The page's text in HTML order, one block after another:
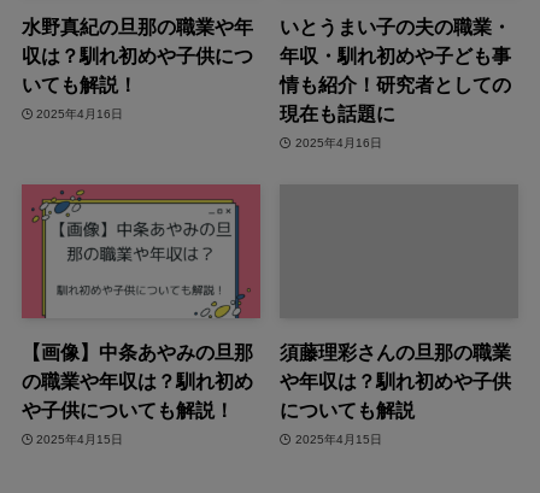
水野真紀の旦那の職業や年
収は？馴れ初めや子供につ
いても解説！
2025年4月16日
いとうまい子の夫の職業・
年収・馴れ初めや子ども事
情も紹介！研究者としての
現在も話題に
2025年4月16日
【画像】中条あやみの旦那
の職業や年収は？馴れ初め
や子供についても解説！
2025年4月15日
須藤理彩さんの旦那の職業
や年収は？馴れ初めや子供
についても解説
2025年4月15日